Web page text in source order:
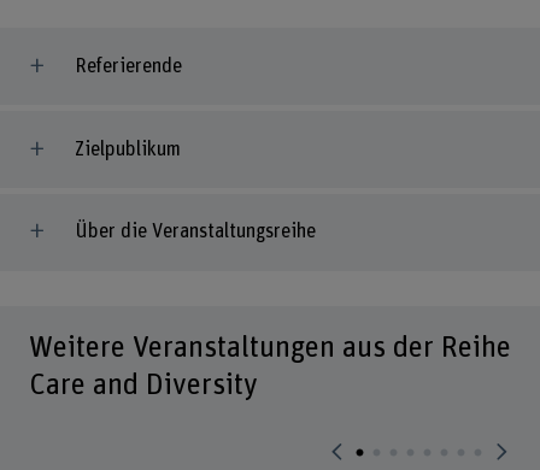
Referierende
Zielpublikum
Über die Veranstaltungsreihe
Weitere Veranstaltungen aus der Reihe
Care and Diversity